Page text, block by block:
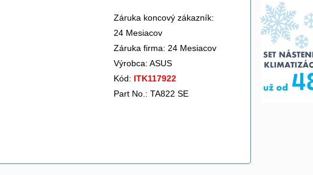
Záruka koncový zákazník:
24 Mesiacov
Záruka firma: 24 Mesiacov
Výrobca: ASUS
Kód: ITK117922
Part No.: TA822 SE